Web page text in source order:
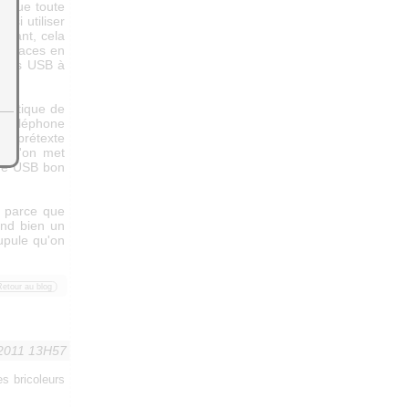
que toute
utiliser
cela
en
USB à
de
téléphone
prétexte
met
USB bon
parce que
bien un
qu'on
au blog
13H57
bricoleurs